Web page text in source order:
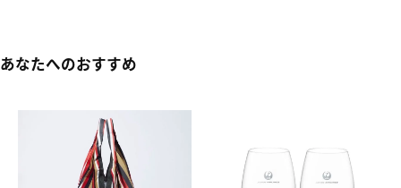
あなたへのおすすめ